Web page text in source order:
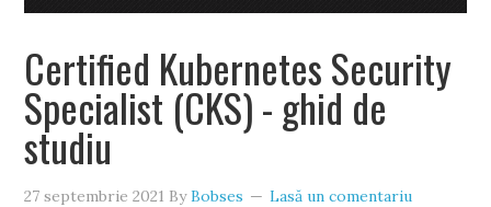
Certified Kubernetes Security
Specialist (CKS) - ghid de
studiu
27 septembrie 2021 ByBobses Lasă un comentariu